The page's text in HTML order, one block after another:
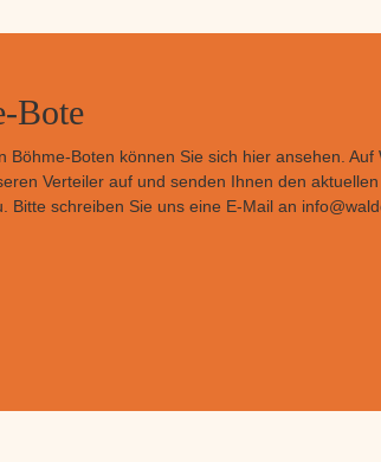
Bote
Böhme-Boten können Sie sich hier ansehen. Auf
Verteiler auf und senden Ihnen den
Bitte schreiben Sie uns eine E-Mail an